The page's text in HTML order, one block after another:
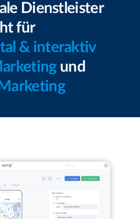
Dienstleister
für
& interaktiv
und